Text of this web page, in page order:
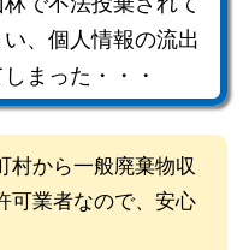
い、個人情報の流出
しまった・・・
村から一般廃棄物収
可業者なので、安心